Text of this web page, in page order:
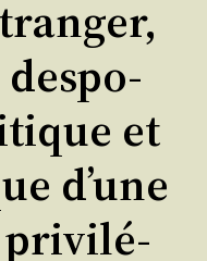
des­po­
et
d’une
pri­vi­lé­